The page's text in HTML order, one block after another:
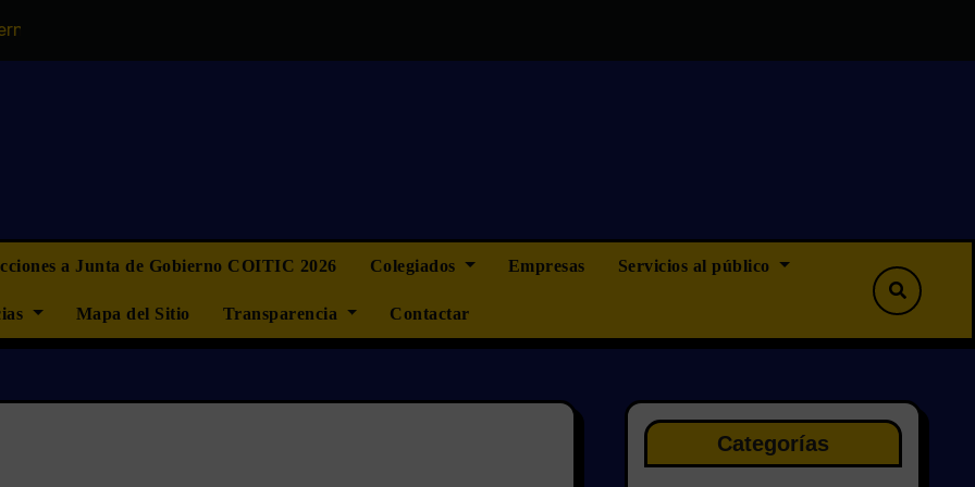
a Junta de Gobierno COITIC 2026 Colegiados Empresas Servicios al público
Mapa del Sitio Transparencia Contactar
Categorías